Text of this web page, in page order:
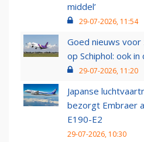
middel’
29-07-2026, 11:54
Goed nieuws
op Schiphol: ook
29-07-2026, 11:20
Japanse
bezorgt Embraer
E190-E2
29-07-2026, 10:30